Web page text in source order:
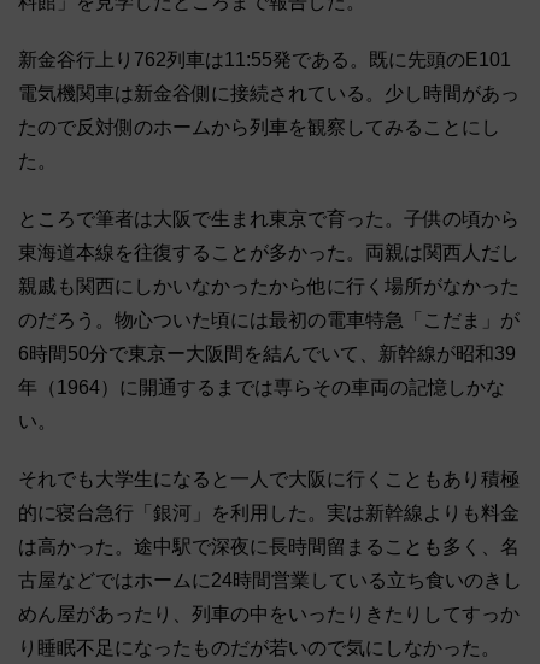
新金谷行上り762列車は11:55発である。
既に先頭のE101
電気機関車は新金谷側に接続されている。 少し時間があっ
たので反対側のホームから列車を観察してみること にし
た。
ところで筆者は大阪で生まれ東京で育った。 子供の頃から
東海道本線を往復することが多かった。 両親は関西人だし
親戚も関西にしかいなかったから他に行く場所がなかった
のだろう。物心ついた頃には最初の電車特急「こだま」 が
6時間50分で東京ー大阪間を結んでいて、 新幹線が昭和39
年（1964） に開通するまでは専らその車両の記憶しかな
い。
それでも大学生になると一人で大阪に行くこともあり積極
的に寝台急行「銀河」を利用した。実は新幹線よりも料金
は高かった。 途中駅で深夜に長時間留まることも多く、 名
古屋などではホームに24時間営業している立ち食いのきし
めん屋があったり、 列車の中をいったりきたりしてすっか
り睡眠不足になったものだが若いので気にしなかった。